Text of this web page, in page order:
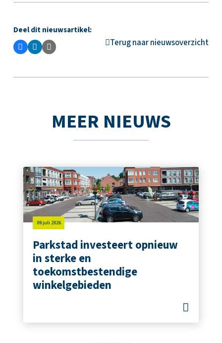
Deel dit nieuwsartikel:
Terug naar nieuwsoverzicht
MEER NIEUWS
09 juli 2026
Parkstad investeert opnieuw
in sterke en
toekomstbestendige
winkelgebieden